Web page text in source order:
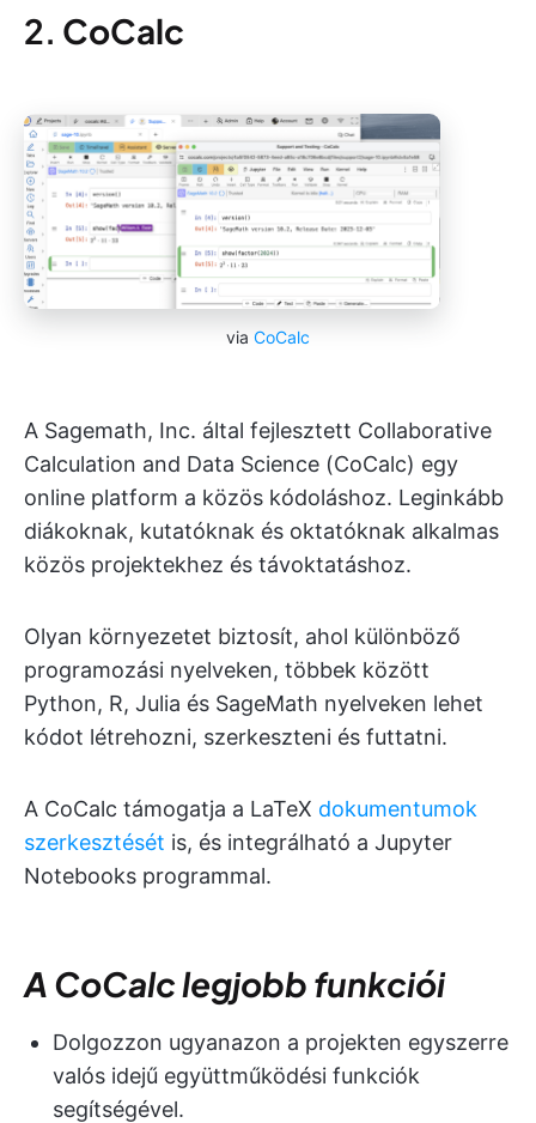
2. CoCalc
via CoCalc
A Sagemath, Inc. által fejlesztett Collaborative
Calculation and Data Science (CoCalc) egy
online platform a közös kódoláshoz. Leginkább
diákoknak, kutatóknak és oktatóknak alkalmas
közös projektekhez és távoktatáshoz.
Olyan környezetet biztosít, ahol különböző
programozási nyelveken, többek között
Python, R, Julia és SageMath nyelveken lehet
kódot létrehozni, szerkeszteni és futtatni.
A CoCalc támogatja a LaTeX dokumentumok
szerkesztését is, és integrálható a Jupyter
Notebooks programmal.
A CoCalc legjobb funkciói
Dolgozzon ugyanazon a projekten egyszerre
valós idejű együttműködési funkciók
segítségével.